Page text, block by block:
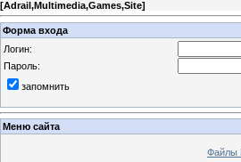
[Adrail,Multimedia,Games,Site]
Форма входа
Логин:
Пароль:
запомнить
Меню сайта
Файлы